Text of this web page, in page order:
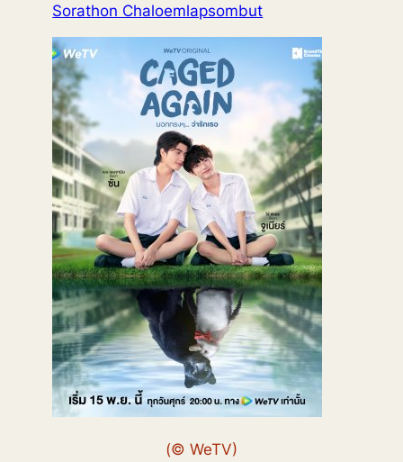
Sorathon Chaloemlapsombut
(© WeTV)